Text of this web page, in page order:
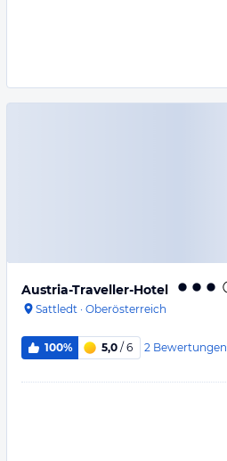
Austria-Traveller-Hotel
Sattledt · Oberösterreich
100% 5,0 / 6 2 Bewertungen